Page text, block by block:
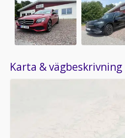
Karta & vägbeskrivning